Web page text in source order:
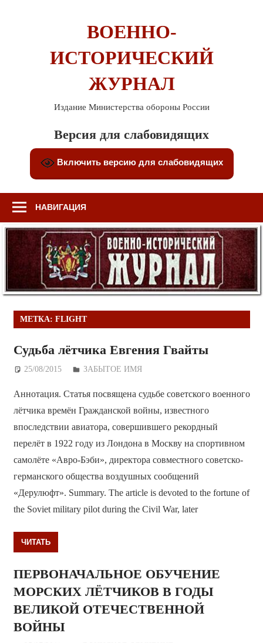
ВОЕННО-
ИСТОРИЧЕСКИЙ
ЖУРНАЛ
Издание Министерства обороны России
Версия для слабовидящих
Включить версию для слабовидящих
НАВИГАЦИЯ
МЕТКА: FLIGHT
Судьба лётчика Евгения Гвайты
25/08/2015 Дежурный по Редакции
ЗАБЫТОЕ ИМЯ
Аннотация. Статья посвящена судьбе советского военного
лётчика времён Гражданской войны, известного
впоследствии авиатора, совершившего рекордный
перелёт в 1922 году из Лондона в Москву на спортивном
самолёте «Авро-Бэби», директора совместного советско-
германского общества воздушных сообщений
«Дерулюфт». Summary. The article is devoted to the fortune of
the Soviet military pilot during the Civil War, later
ЧИТАТЬ
ПЕРВОНАЧАЛЬНОЕ ОБУЧЕНИЕ
МОРСКИХ ЛЁТЧИКОВ В ГОДЫ
ВЕЛИКОЙ ОТЕЧЕСТВЕННОЙ
ВОЙНЫ